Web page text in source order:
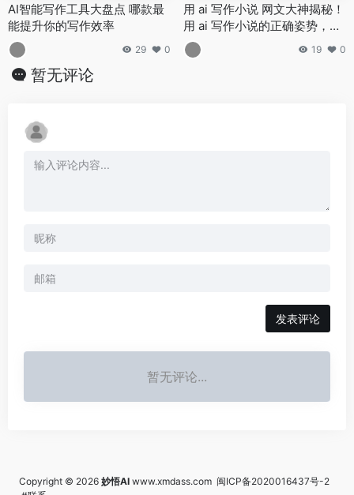
AI智能写作工具大盘点 哪款最
能提升你的写作效率
29 0
用 ai 写作小说 网文大神揭秘！
用 ai 写作小说的正确姿势，日
更 2 万字签约平台不是梦19 0
暂无评论
发表评论
暂无评论...
Copyright © 2026 妙悟AI www.xmdass.com 闽ICP备2020016437号-2